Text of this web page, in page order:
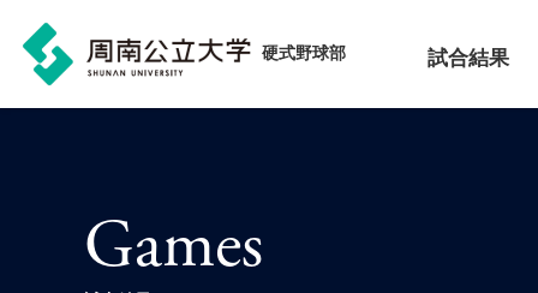
硬式野球部 試合結果
Games